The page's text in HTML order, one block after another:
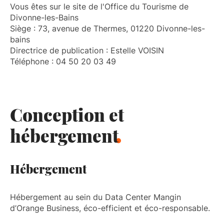
Vous êtes sur le site de l'Office du Tourisme de
Divonne-les-Bains
Siège : 73, avenue de Thermes, 01220 Divonne-les-
bains
Directrice de publication : Estelle VOISIN
Téléphone : 04 50 20 03 49
Conception et
hébergement
Hébergement
Hébergement au sein du Data Center Mangin
d’Orange Business, éco-efficient et éco-responsable.